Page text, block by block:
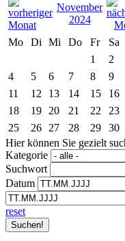
November
2024
Mo
Di Mi Do Fr Sa
1
2
4
5 6 7 8 9
11
12 13 14 15 16
18
19 20 21 22 23
25
26 27 28 29
30
Hier können Sie gezielt
Kategorie
Suchwort
Datum
reset